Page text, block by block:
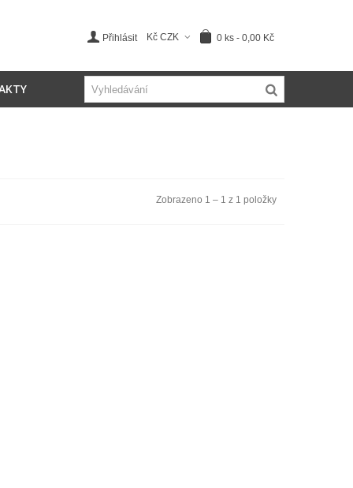
0 ks - 0,00 Kč
Kč CZK
Přihlásit
Zobrazeno 1 – 1 z 1 položky